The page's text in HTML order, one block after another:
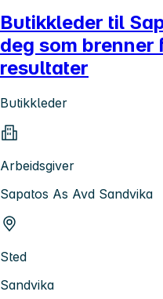
Butikkleder til
deg som brenner
resultater
Butikkleder
Arbeidsgiver
Sapatos As Avd Sandvika
Sted
Sandvika